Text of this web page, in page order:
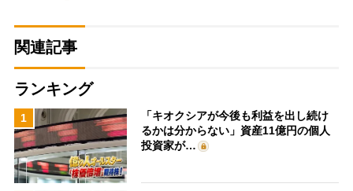
関連記事
ランキング
1
「キオクシアが今後も利益を出し続け
るかは分からない」資産11億円の個人
投資家が…